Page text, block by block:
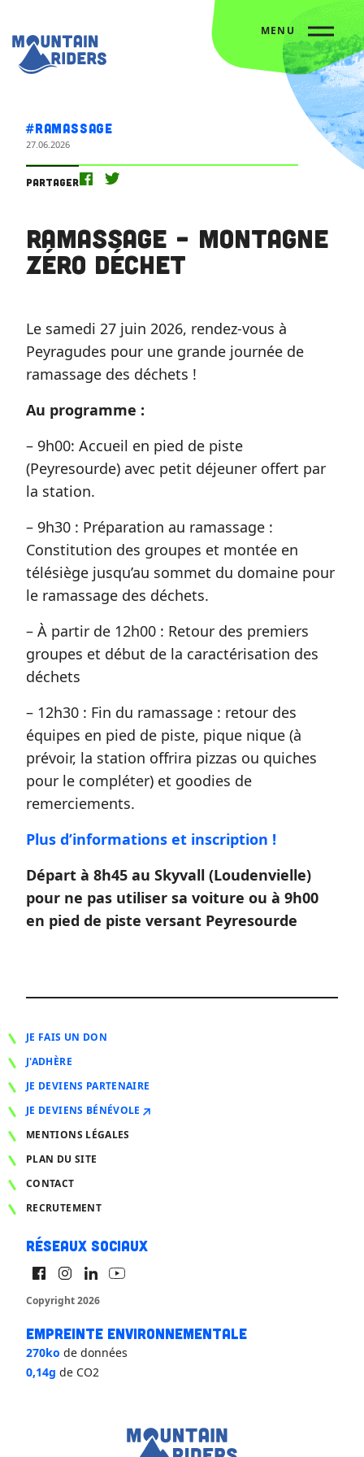
L’agenda
Ramassage – Montagne Zéro Déchet
MENU
#Ramassage
27.06.2026
Partager
Ramassage – Montagne
Zéro Déchet
Le samedi 27 juin 2026, rendez-vous à
Peyragudes pour une grande journée de
ramassage des déchets !
Au programme :
– 9h00: Accueil en pied de piste
(Peyresourde) avec petit déjeuner offert par
la station.
– 9h30 : Préparation au ramassage :
Constitution des groupes et montée en
télésiège jusqu’au sommet du domaine pour
le ramassage des déchets.
– À partir de 12h00 : Retour des premiers
groupes et début de la caractérisation des
déchets
– 12h30 : Fin du ramassage : retour des
équipes en pied de piste, pique nique (à
prévoir, la station offrira pizzas ou quiches
pour le compléter) et goodies de
remerciements.
Plus d’informations et inscription !
Départ à 8h45 au Skyvall (Loudenvielle)
pour ne pas utiliser sa voiture ou à 9h00
en pied de piste versant Peyresourde
JE FAIS UN DON
J'ADHÈRE
JE DEVIENS PARTENAIRE
JE DEVIENS BÉNÉVOLE
MENTIONS LÉGALES
PLAN DU SITE
CONTACT
RECRUTEMENT
Réseaux sociaux
Copyright 2026
Empreinte environnementale
270ko de données
0,14g de CO2